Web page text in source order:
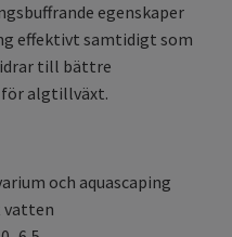
egenskaper
effektivt samtidigt som
till bättre
algtillväxt.
och aquascaping
vatten